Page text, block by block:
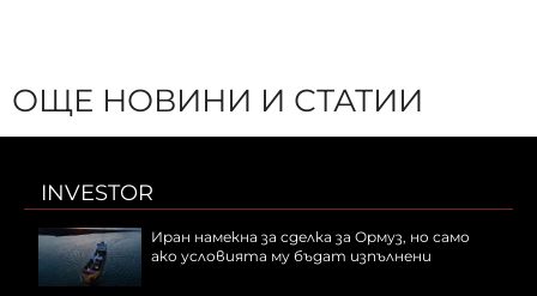
ОЩЕ НОВИНИ И СТАТИИ
INVESTOR
Иран намекна за сделка за Ормуз, но само
ако условията му бъдат изпълнени